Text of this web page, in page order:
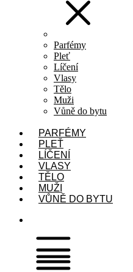
Parfémy
Pleť
Líčení
Vlasy
Tělo
Muži
Vůně do bytu
PARFÉMY
PLEŤ
LÍČENÍ
VLASY
TĚLO
MUŽI
VŮNĚ DO BYTU